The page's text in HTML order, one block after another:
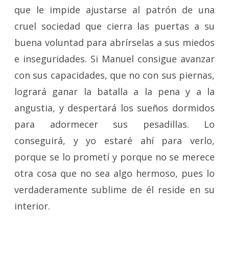
que le impide ajustarse al patrón de una
cruel sociedad que cierra las puertas a su
buena voluntad para abrírselas a sus miedos
e inseguridades. Si Manuel consigue avanzar
con sus capacidades, que no con sus piernas,
logrará ganar la batalla a la pena y a la
angustia, y despertará los sueños dormidos
para adormecer sus pesadillas. Lo
conseguirá, y yo estaré ahí para verlo,
porque se lo prometí y porque no se merece
otra cosa que no sea algo hermoso, pues lo
verdaderamente sublime de él reside en su
interior.